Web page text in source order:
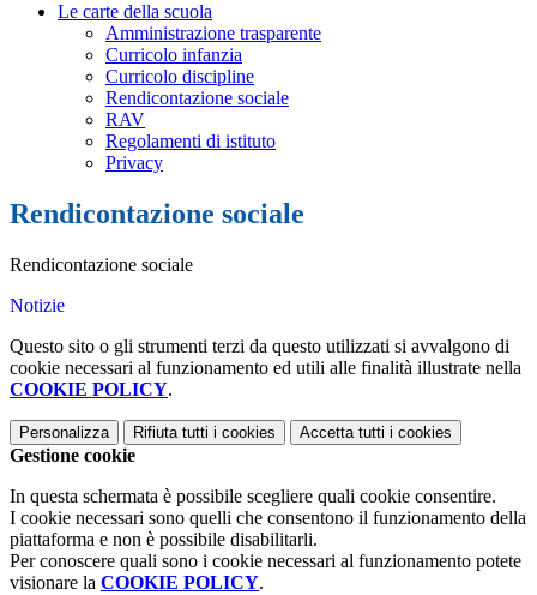
Le carte della scuola
Amministrazione trasparente
Curricolo infanzia
Curricolo discipline
Rendicontazione sociale
RAV
Regolamenti di istituto
Privacy
Rendicontazione sociale
Rendicontazione sociale
Notizie
Questo sito o gli strumenti terzi da questo utilizzati si avvalgono di
cookie necessari al funzionamento ed utili alle finalità illustrate nella
COOKIE POLICY.
Personalizza Rifiuta tutti i cookies Accetta tutti i cookies
Gestione cookie
In questa schermata è possibile scegliere quali cookie consentire.
I cookie necessari sono quelli che consentono il funzionamento della
piattaforma e non è possibile disabilitarli.
Per conoscere quali sono i cookie necessari al funzionamento potete
visionare la COOKIE POLICY.